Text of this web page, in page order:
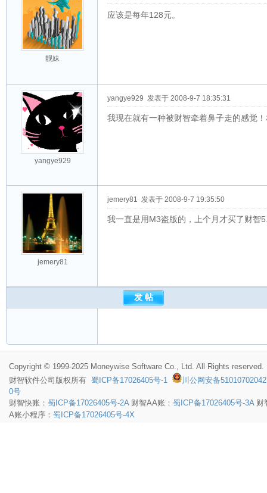
靓妹
应该是每年128元。
yangye929
yangye929 发表于 2008-9-7 18:35:31
我现在就有一种被财智牵着鼻子走的感觉
jemery81
jemery81 发表于 2008-9-7 19:35:50
我一直是用M3盗版的，上个月才买了财智
Copyright © 1999-2025 Moneywise Software Co., Ltd. All Rights reserved.
财智软件公司版权所有 蜀ICP备17026405号-1
川公网安备
0号
财智快账： 蜀ICP备17026405号-2A财智AA账： 蜀ICP备17026405号-3A财
A账小程序： 蜀ICP备17026405号-4X